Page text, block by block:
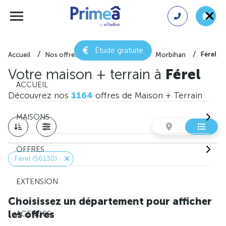
Étude gratuite
ACCUEIL
MAISONS
OFFRES
EXTENSION
AGENCES
Accueil Nos offres de maison + terrain Morbihan Férel
Votre maison + terrain à Férel
Découvrez nos 1164 offres de Maison + Terrain
Férel (56130)
Choisissez un département pour afficher
les offres